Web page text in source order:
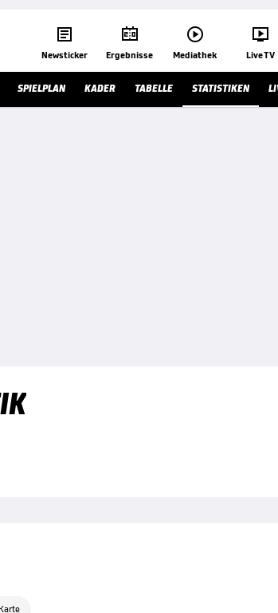

Newsticker

Ergebnisse

Mediathek

Live TV
SPIELPLAN KADER TABELLE STATISTIKEN